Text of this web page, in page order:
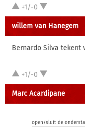
+1/-0
willem van Hanegem
Bernardo Silva tekent
+1/-0
Marc Acardipane
open/sluit de